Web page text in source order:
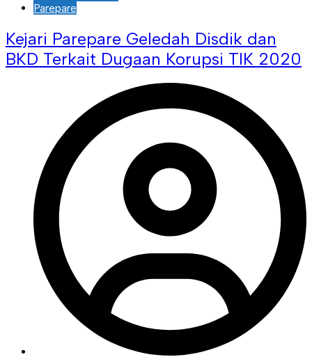
Parepare
Kejari Parepare Geledah Disdik dan
BKD Terkait Dugaan Korupsi TIK 2020